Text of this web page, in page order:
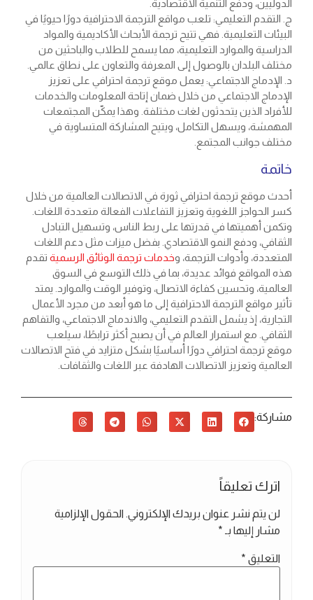
الدوليين، ودفع التنمية الاقتصادية.
ج. التقدم التعليمي: تلعب مواقع الترجمة الاحترافية دورًا حيويًا في
البيئات التعليمية. فهي تتيح ترجمة الأبحاث الأكاديمية والمواد
الدراسية والموارد التعليمية، مما يسمح للطلاب والباحثين من
مختلف البلدان بالوصول إلى المعرفة والتعاون على نطاق عالمي.
د. الإدماج الاجتماعي: يعمل موقع ترجمة احترافي على تعزيز
الإدماج الاجتماعي من خلال ضمان إتاحة المعلومات والخدمات
للأفراد الذين يتحدثون لغات مختلفة. وهذا يمكّن المجتمعات
المهمشة، ويسهل التكامل، ويتيح المشاركة المتساوية في
مختلف جوانب المجتمع.
خاتمة
أحدث موقع ترجمة احترافي ثورة في الاتصالات العالمية من خلال
كسر الحواجز اللغوية وتعزيز التفاعلات الفعالة متعددة اللغات.
وتكمن أهميتها في قدرتها على ربط الناس، وتسهيل التبادل
الثقافي، ودفع النمو الاقتصادي. بفضل ميزات مثل دعم اللغات
المتعددة، وأدوات الترجمة، وخدمات ترجمة الوثائق الرسمية تقدم
هذه المواقع فوائد عديدة، بما في ذلك التوسع في السوق
العالمية، وتحسين كفاءة الاتصال، وتوفير الوقت والموارد. يمتد
تأثير مواقع الترجمة الاحترافية إلى ما هو أبعد من مجرد الأعمال
التجارية، إذ يشمل التقدم التعليمي، والاندماج الاجتماعي، والتفاهم
الثقافي. مع استمرار العالم في أن يصبح أكثر ترابطًا، سيلعب
موقع ترجمة احترافي دورًا أساسيًا بشكل متزايد في فتح الاتصالات
العالمية وتعزيز الاتصالات الهادفة عبر اللغات والثقافات.
مشاركة:
اترك تعليقاً
لن يتم نشر عنوان بريدك الإلكتروني. الحقول الإلزامية
مشار إليها بـ *
التعليق *